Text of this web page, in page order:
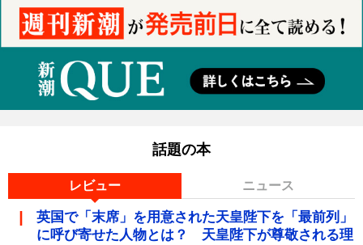
話題の本
レビュー ニュース
英国で「末席」を用意された天皇陛下を「最前列」
に呼び寄せた人物とは？ 天皇陛下が尊敬される理